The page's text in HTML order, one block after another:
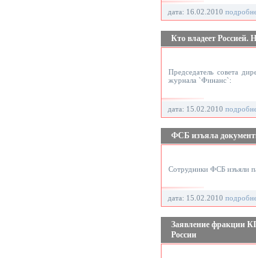
дата: 16.02.2010
Кто владеет Россией.
Председатель совета
журнала `Финанс`:
дата: 15.02.2010
ФСБ изъяла
Сотрудники ФСБ изъяли
дата: 15.02.2010
Заявление фракции
России